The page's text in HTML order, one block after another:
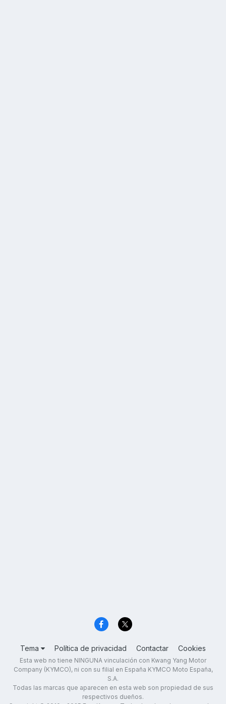
Tema Política de privacidad Contactar Cookies
Esta web no tiene NINGUNA vinculación con Kwang Yang Motor
Company (KYMCO), ni con su filial en España KYMCO Moto España,
S.A.
Todas las marcas que aparecen en esta web son propiedad de sus
respectivos dueños.